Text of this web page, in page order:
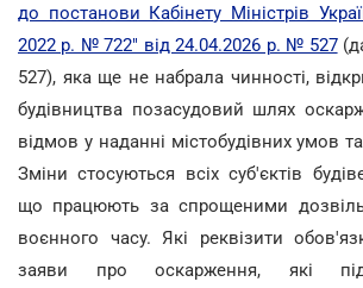
до постанови Кабінету Міністрів
2022 р. № 722" від 24.04.2026 р. № 527
527), яка ще не набрала чинності,
будівництва позасудовий шлях
відмов у наданні містобудівних умов
Зміни стосуються всіх суб'єктів
що працюють за спрощеними
воєнного часу. Які реквізити
заяви про оскарження, які